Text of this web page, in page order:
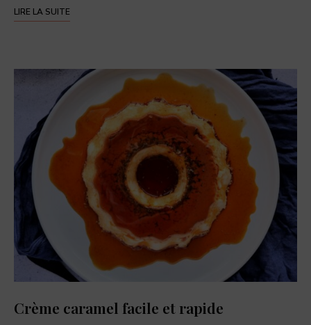
LIRE LA SUITE
Crème caramel facile et rapide